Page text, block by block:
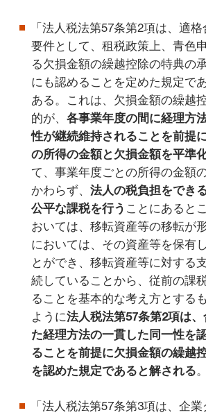
「法人税法第57条第2項は、適
要件として、租税政策上、青色
る欠損金額の繰越控除の特典の
にも認めることを定めた規定で
ある。これは、欠損金額の繰越
的が、 各事業年度の間に経理方
性が継続維持されることを前提
の所得の金額と欠損金額を平準
て、事業年度ごとの所得の金額
かわらず、 法人の税負担をでき
公平な課税を行う ことにあると
おいては、移転資産等の移転が
においては、その資産等を保有
とができ、移転資産等に対する
続していることから、従前の課
ることを基本的な考え方とする
ように法人税法第57条第2項は
た経理方法の一貫した同一性を
ることを前提に欠損金額の繰越
を認めた規定であると解される
「法人税法第57条第3項は、企